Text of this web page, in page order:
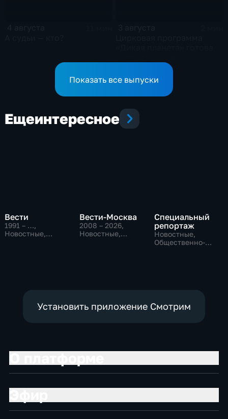
Показать все выпуски
Ещеинтересное
Вести
1991 – …,
Новостные,
Вести-Москва
2008 – 2026,
Новостные,
Специальный
репортаж
Новостные,
Общественно-
Установить приложение Смотрим